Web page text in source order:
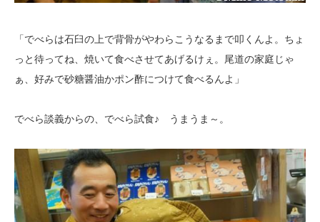
「でべらは石臼の上で背骨がやわらこうなるまで叩くんよ。ちょ
っと待ってね、焼いて食べさせてあげるけぇ。尾道の家庭じゃ
ぁ、好みで砂糖醤油かポン酢につけて食べるんよ」
でべら談義からの、でべら試食♪ うまうま～。